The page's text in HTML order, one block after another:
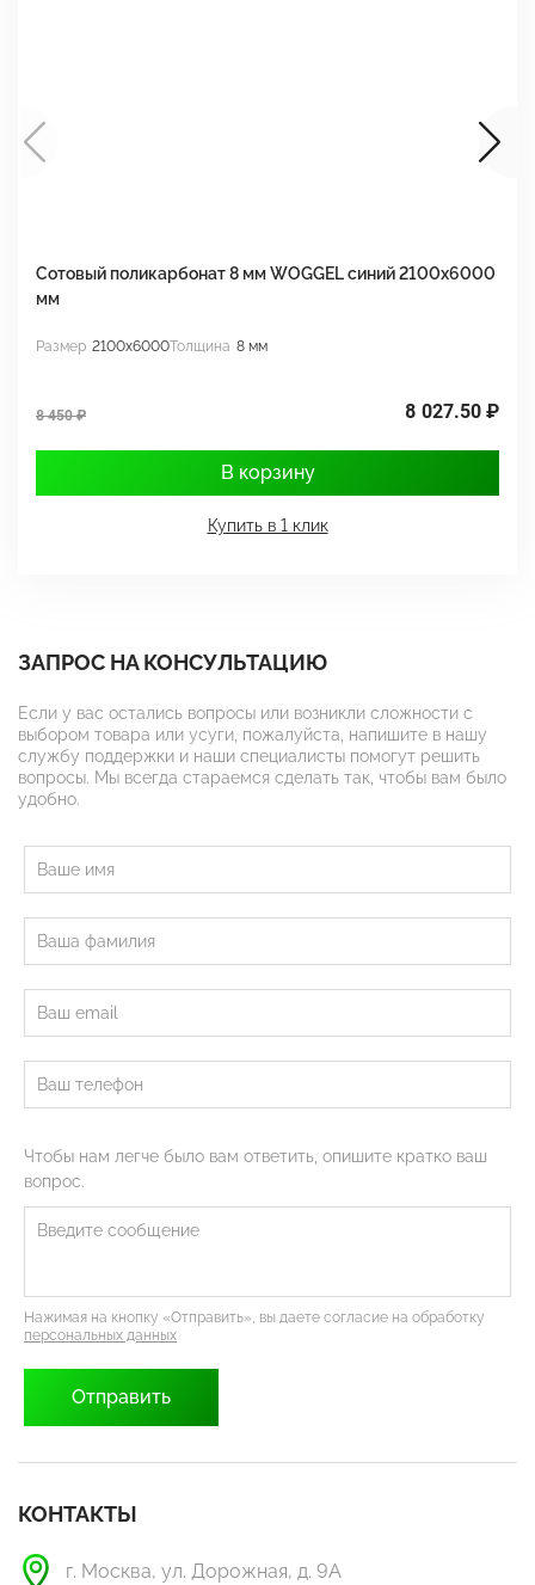
Сотовый поликарбонат 8 мм WOGGEL синий 2100х6000
мм
Размер 2100x6000Толщина 8 мм
8 450 ₽ 8 027.50 ₽
В корзину
Купить в 1 клик
ЗАПРОС НА КОНСУЛЬТАЦИЮ
Если у вас остались вопросы или возникли сложности с
выбором товара или усуги, пожалуйста, напишите в нашу
службу поддержки и наши специалисты помогут решить
вопросы. Мы всегда стараемся сделать так, чтобы вам было
удобно.
Чтобы нам легче было вам ответить, опишите кратко ваш
вопрос.
Нажимая на кнопку «Отправить», вы даете согласие на обработку
персональных данных
КОНТАКТЫ
г. Москва, ул. Дорожная, д. 9А